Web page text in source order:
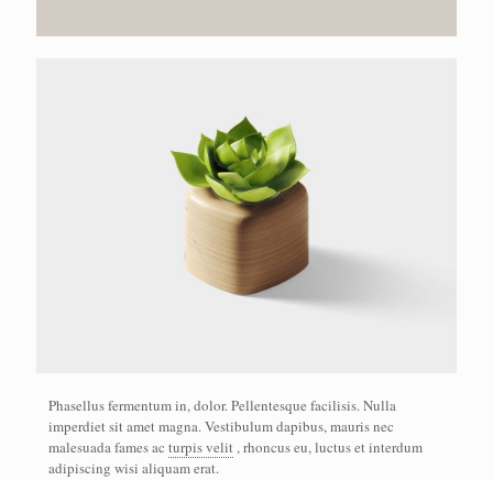
Phasellus fermentum in, dolor. Pellentesque facilisis. Nulla
imperdiet sit amet magna. Vestibulum dapibus, mauris nec
malesuada fames acturpis velit, rhoncus eu, luctus et interdum
adipiscing wisi aliquam erat.